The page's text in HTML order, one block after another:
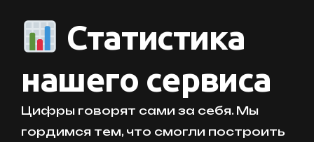
Статистика
нашего сервиса
Цифры говорят сами за себя. Мы
гордимся тем, что смогли построить